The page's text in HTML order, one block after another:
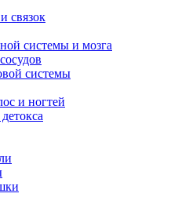
связок
системы и мозга
системы
и ногтей